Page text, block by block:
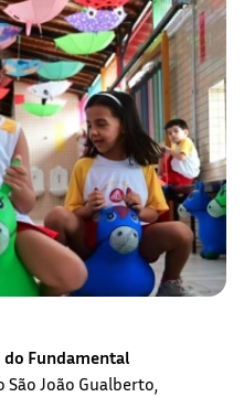
do Fundamental
São João Gualberto,